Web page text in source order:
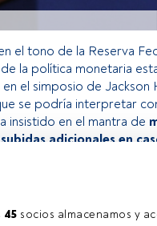
45 socios almacenamos y
el tono de la Reserva
la política monetaria
el simposio de Jackson
se podría interpretar
insistido en el mantra de
adicionales en
desde el botón Login.